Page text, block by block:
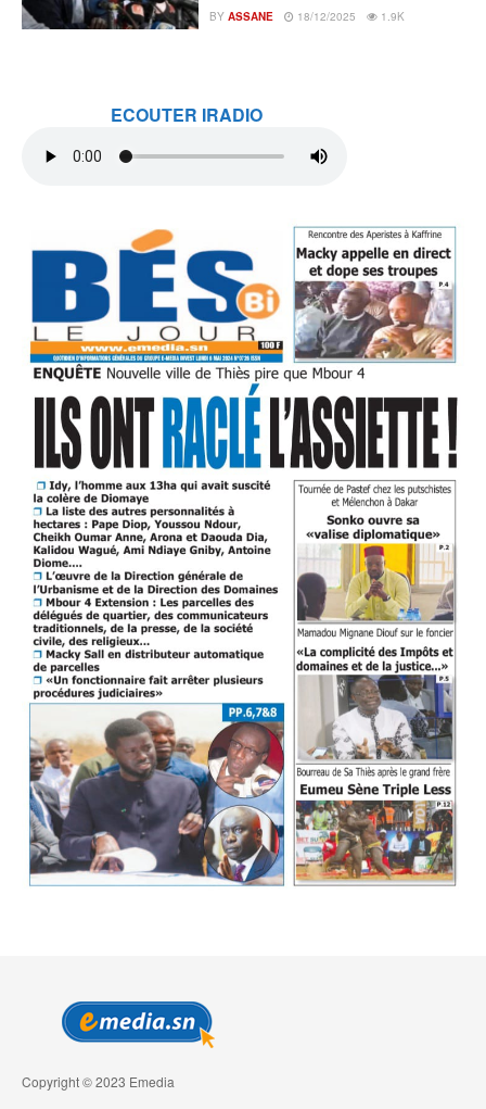
BY ASSANE 18/12/2025 1.9K
ECOUTER IRADIO
Copyright © 2023 Emedia